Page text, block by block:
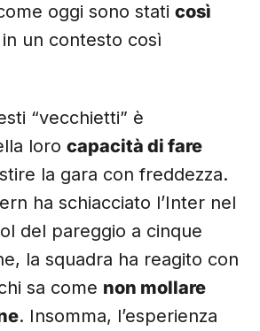
oggi sono stati così
in un contesto così
“vecchietti” è
loro capacità di fare
la gara con freddezza.
ha schiacciato l’Inter nel
del pareggio a cinque
la squadra ha reagito con
sa come non mollare
. Insomma, l’esperienza